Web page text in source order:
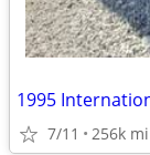
1995
7/11 256k mi